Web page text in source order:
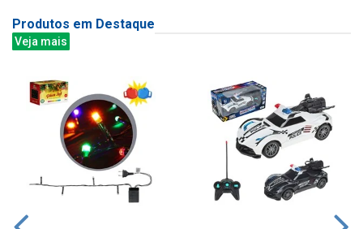
Produtos em Destaque
Veja mais